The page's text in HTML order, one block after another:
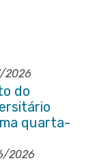
2026
do
quarta-
2026